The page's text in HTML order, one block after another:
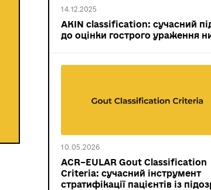
14.12.2025
AKIN classification: сучасний
до оцінки гострого ураження
10.05.2026
ACR–EULAR Gout Classification
Criteria: сучасний інструмент
стратифікації пацієнтів із